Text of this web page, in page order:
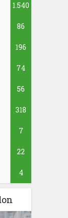
1.540
86
196
74
56
318
7
22
4